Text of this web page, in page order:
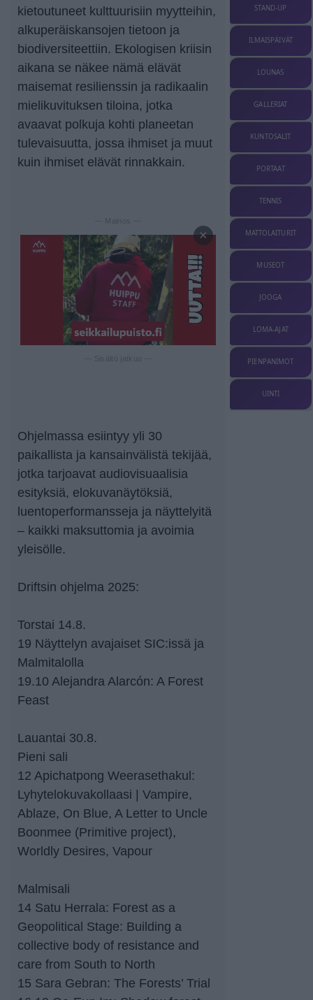
kietoutuneet kulttuurisiin myytteihin,
alkuperäiskansojen tietoon ja
biodiversiteettiin. Ekologisen kriisin
aikana se näkee nämä elävät
maisemat resilienssin ja radikaalin
mielikuvituksen tiloina, jotka
avaavat polkuja kohti planeetan
tulevaisuutta, jossa ihmiset ja muut
kuin ihmiset elävät rinnakkain.
— Mainos —
×
Ohjelmassa esiintyy yli 30
paikallista ja kansainvälistä tekijää,
jotka tarjoavat audiovisuaalisia
esityksiä, elokuvanäytöksiä,
luentoperformansseja ja näyttelyitä
– kaikki maksuttomia ja avoimia
yleisölle.
Driftsin ohjelma 2025:
Torstai 14.8.
19 Näyttelyn avajaiset SIC:issä ja
Malmitalolla
19.10 Alejandra Alarcón: A Forest
Feast
Lauantai 30.8.
Pieni sali
12 Apichatpong Weerasethakul:
Lyhytelokuvakollaasi | Vampire,
Ablaze, On Blue, A Letter to Uncle
Boonmee (Primitive project),
Worldly Desires, Vapour
Malmisali
14 Satu Herrala: Forest as a
Geopolitical Stage: Building a
collective body of resistance and
care from South to North
15 Sara Gebran: The Forests’ Trial
STAND-UP
ILMAISPÄIVÄT
LOUNAS
GALLERIAT
KUNTOSALIT
PORTAAT
TENNIS
MATTOLAITURIT
MUSEOT
JOOGA
LOMA-AJAT
PIENPANIMOT
UINTI